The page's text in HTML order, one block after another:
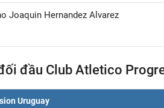
Joaquin Hernandez Alvarez
đầu Club Atletico
Uruguay